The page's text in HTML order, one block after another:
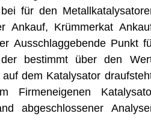
für den
Ankauf, Krümmerkat
Ausschlaggebende Punkt
bestimmt über den
dem Katalysator
Firmeneigenen
abgeschlossener